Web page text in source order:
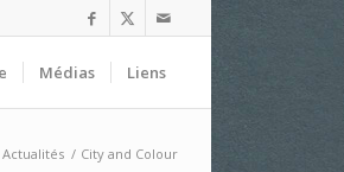
Médias Liens
Actualités / City and Colour